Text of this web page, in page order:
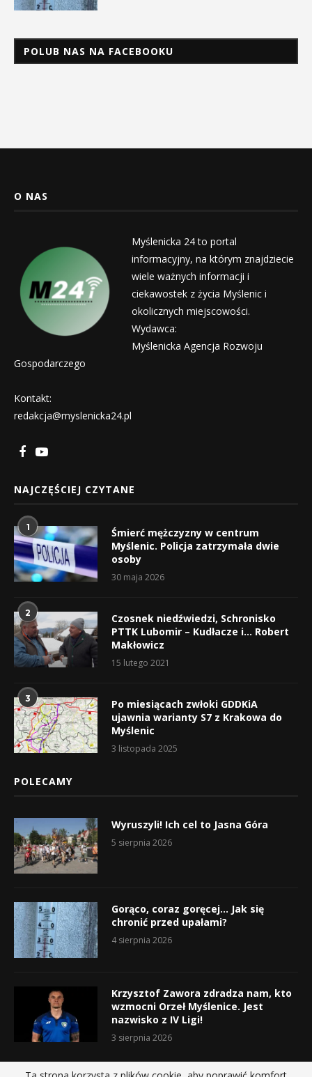
POLUB NAS NA FACEBOOKU
O NAS
Myślenicka 24 to portal
informacyjny, na którym znajdziecie
wiele ważnych informacji i
ciekawostek z życia Myślenic i
okolicznych miejscowości.
Wydawca:
Myślenicka Agencja Rozwoju
Gospodarczego
Kontakt:
redakcja@myslenicka24.pl
NAJCZĘŚCIEJ CZYTANE
1
Śmierć mężczyzny w centrum
Myślenic. Policja zatrzymała dwie
osoby
30 maja 2026
2
Czosnek niedźwiedzi, Schronisko
PTTK Lubomir – Kudłacze i… Robert
Makłowicz
15 lutego 2021
3
Po miesiącach zwłoki GDDKiA
ujawnia warianty S7 z Krakowa do
Myślenic
3 listopada 2025
POLECAMY
Wyruszyli! Ich cel to Jasna Góra
5 sierpnia 2026
Gorąco, coraz goręcej… Jak się
chronić przed upałami?
4 sierpnia 2026
Krzysztof Zawora zdradza nam, kto
wzmocni Orzeł Myślenice. Jest
nazwisko z IV Ligi!
3 sierpnia 2026